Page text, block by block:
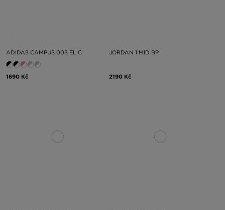
ADIDAS CAMPUS 00S EL C
1690 Kč
JORDAN 1 MID BP
2190 Kč